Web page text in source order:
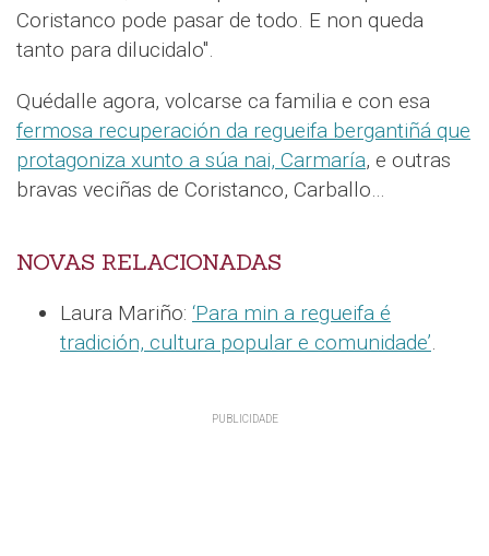
Coristanco pode pasar de todo. E non queda
tanto para dilucidalo".
Quédalle agora, volcarse ca familia e con esa
fermosa recuperación da regueifa bergantiñá que
protagoniza xunto a súa nai, Carmaría, e outras
bravas veciñas de Coristanco, Carballo…
NOVAS RELACIONADAS
Laura Mariño: ‘Para min a regueifa é
tradición, cultura popular e comunidade’.